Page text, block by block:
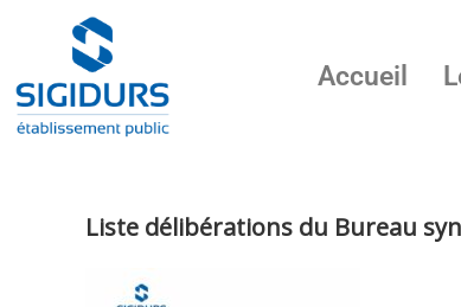
Accueil
Liste délibérations du Bureau